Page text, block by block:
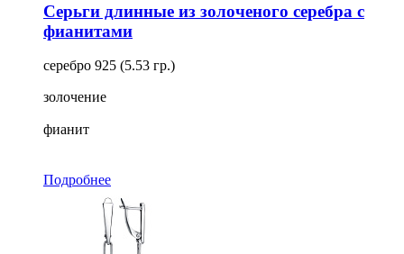
Серьги длинные из золоченого серебра с
фианитами
серебро 925 (5.53 гр.)
золочение
фианит
Подробнее